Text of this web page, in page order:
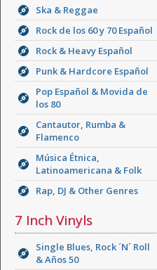
Ska & Reggae
Rock de los 60 y 70 Español
Rock & Heavy Español
Punk & Hardcore Español
Pop Español & Movida de
los 80
Cantautor, Rumba &
Flamenco
Música Étnica,
Latinoamericana & Folk
Rap, DJ & Other Genres
7 Inch Vinyls
Single Blues, Rock ´N´ Roll
& Años 50